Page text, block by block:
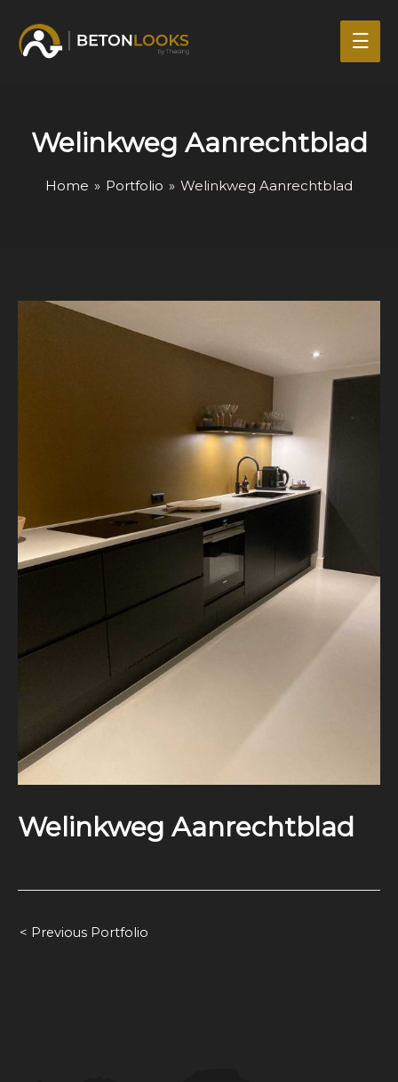
Main
Welinkweg Aanrechtblad
Home » Portfolio » Welinkweg Aanrechtblad
Welinkweg Aanrechtblad
Bericht
< Previous Portfolio